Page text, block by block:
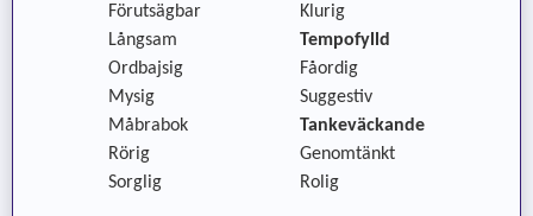
Förutsägbar
Klurig
Långsam
Tempofylld
Ordbajsig
Fåordig
Mysig
Suggestiv
Måbrabok
Tankeväckande
Rörig
Genomtänkt
Sorglig
Rolig